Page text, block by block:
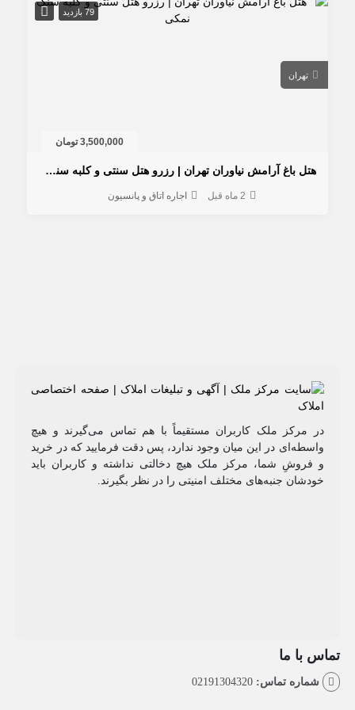
هتل باغ آرامش نیاوران تهران | رزرو هتل سنتی و کلبه سنگ نمکی
اجاره اتاق و پانسیون
مرکز ملک کاربران مستقیماً با هم تماس می‌گیرند و هیچ
در این میان وجود ندارد، پس دقت فرمایید که در خرید
شما، مرکز ملک هیچ دخالتی نداشته و کاربران باید
جنبه‌های مختلف امنیتی را در نظر بگیرند.
ما
تماس: 02191304320